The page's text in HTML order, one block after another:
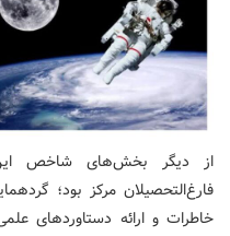
از دیگر بخش‌های شاخص این
فارغ‌التحصیلان مرکز بود؛
خاطرات و ارائه دستاوردهای